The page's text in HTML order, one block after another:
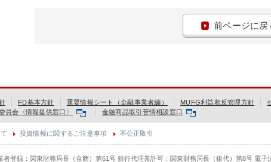
前ページに戻
FD基本方針 重要情報シート（金融事業者編） MUFG利益相反管理方針
員会〈情報提供窓口〉 金融商品取引苦情相談窓口
投資情報に関するご注意事項 不公正取引
登録：関東財務局長（金商）第61号 銀行代理業許可：関東財務局長（銀代）第8号 電